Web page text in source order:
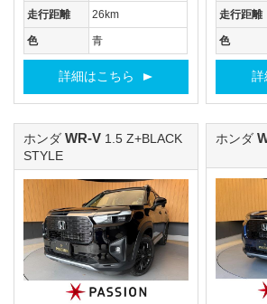
走行距離 26km
色 青
詳細はこちら
走行距離
色
詳
ホンダ WR-V 1.5 Z+BLACK
STYLE
ホンダ